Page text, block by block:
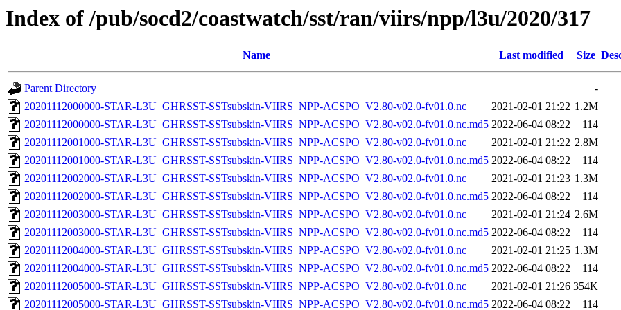
Index of /pub/socd2/coastwatch/sst/ran/viirs/npp/l3u/2020/317
Name Last modified Size
Parent Directory
-
20201112000000-STAR-L3U_GHRSST-SSTsubskin-VIIRS_NPP-ACSPO_V2.80-v02.0-fv01.0.nc
2021-02-01 21:22 1.2M
20201112000000-STAR-L3U_GHRSST-SSTsubskin-VIIRS_NPP-ACSPO_V2.80-v02.0-fv01.0.nc.md5 2022-06-04 08:22
114
20201112001000-STAR-L3U_GHRSST-SSTsubskin-VIIRS_NPP-ACSPO_V2.80-v02.0-fv01.0.nc
2021-02-01 21:22 2.8M
20201112001000-STAR-L3U_GHRSST-SSTsubskin-VIIRS_NPP-ACSPO_V2.80-v02.0-fv01.0.nc.md5 2022-06-04 08:22
114
20201112002000-STAR-L3U_GHRSST-SSTsubskin-VIIRS_NPP-ACSPO_V2.80-v02.0-fv01.0.nc
2021-02-01 21:23 1.3M
20201112002000-STAR-L3U_GHRSST-SSTsubskin-VIIRS_NPP-ACSPO_V2.80-v02.0-fv01.0.nc.md5 2022-06-04 08:22
114
20201112003000-STAR-L3U_GHRSST-SSTsubskin-VIIRS_NPP-ACSPO_V2.80-v02.0-fv01.0.nc
2021-02-01 21:24 2.6M
20201112003000-STAR-L3U_GHRSST-SSTsubskin-VIIRS_NPP-ACSPO_V2.80-v02.0-fv01.0.nc.md5 2022-06-04 08:22
114
20201112004000-STAR-L3U_GHRSST-SSTsubskin-VIIRS_NPP-ACSPO_V2.80-v02.0-fv01.0.nc
2021-02-01 21:25 1.3M
20201112004000-STAR-L3U_GHRSST-SSTsubskin-VIIRS_NPP-ACSPO_V2.80-v02.0-fv01.0.nc.md5 2022-06-04 08:22
114
20201112005000-STAR-L3U_GHRSST-SSTsubskin-VIIRS_NPP-ACSPO_V2.80-v02.0-fv01.0.nc
2021-02-01 21:26 354K
20201112005000-STAR-L3U_GHRSST-SSTsubskin-VIIRS_NPP-ACSPO_V2.80-v02.0-fv01.0.nc.md5 2022-06-04 08:22
114